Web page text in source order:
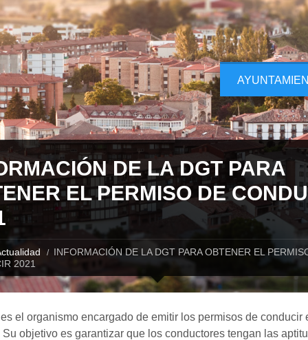
DE LA DGT PARA
EL PERMISO DE
INFORMACIÓN DE LA DGT PARA OBTENER EL
2021
el organismo encargado de emitir los permisos de conducir
objetivo es garantizar que los conductores tengan las